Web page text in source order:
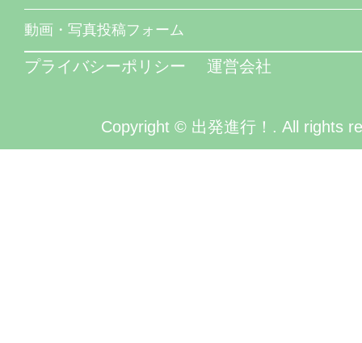
動画・写真投稿フォーム
プライバシーポリシー 運営会社
Copyright © 出発進行！. All rights